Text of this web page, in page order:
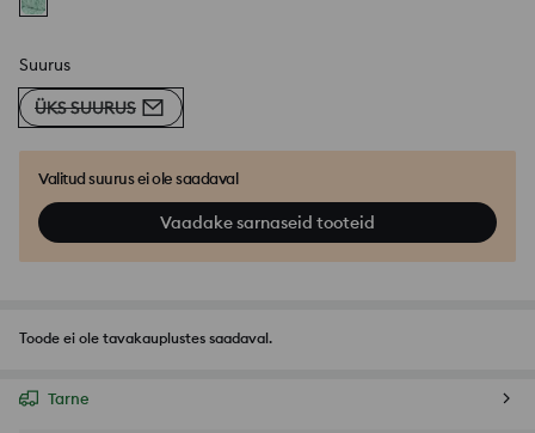
Suurus
ÜKS SUURUS
Valitud suurus ei ole saadaval
Vaadake sarnaseid tooteid
Toode ei ole tavakauplustes saadaval.
Tarne